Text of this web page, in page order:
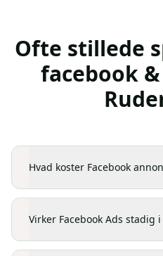
Ofte stillede
facebook
Hvad koster Facebook
Virker Facebook Ads stadig i